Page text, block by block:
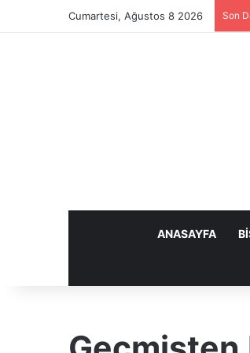
Cumartesi, Ağustos 8 2026 Son
ANASAYFA